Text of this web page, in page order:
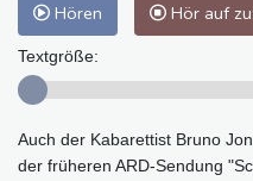
Hören Hör auf
Textgröße:
Auch der Kabarettist Bruno
der früheren ARD-Sendung